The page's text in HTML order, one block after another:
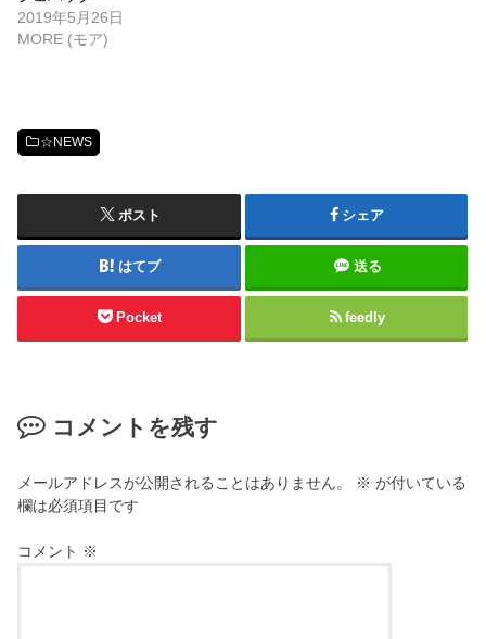
2019年5月26日
MORE (モア)
☆NEWS
ポスト シェア
はてブ 送る
Pocket feedly
コメントを残す
メールアドレスが公開されることはありません。 ※ が付いている
欄は必須項目です
コメント ※